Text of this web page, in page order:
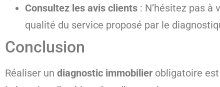
Consultez les avis clients : N’hésitez pas
qualité du service proposé par le
Conclusion
Réaliser un diagnostic immobilier obligatoire